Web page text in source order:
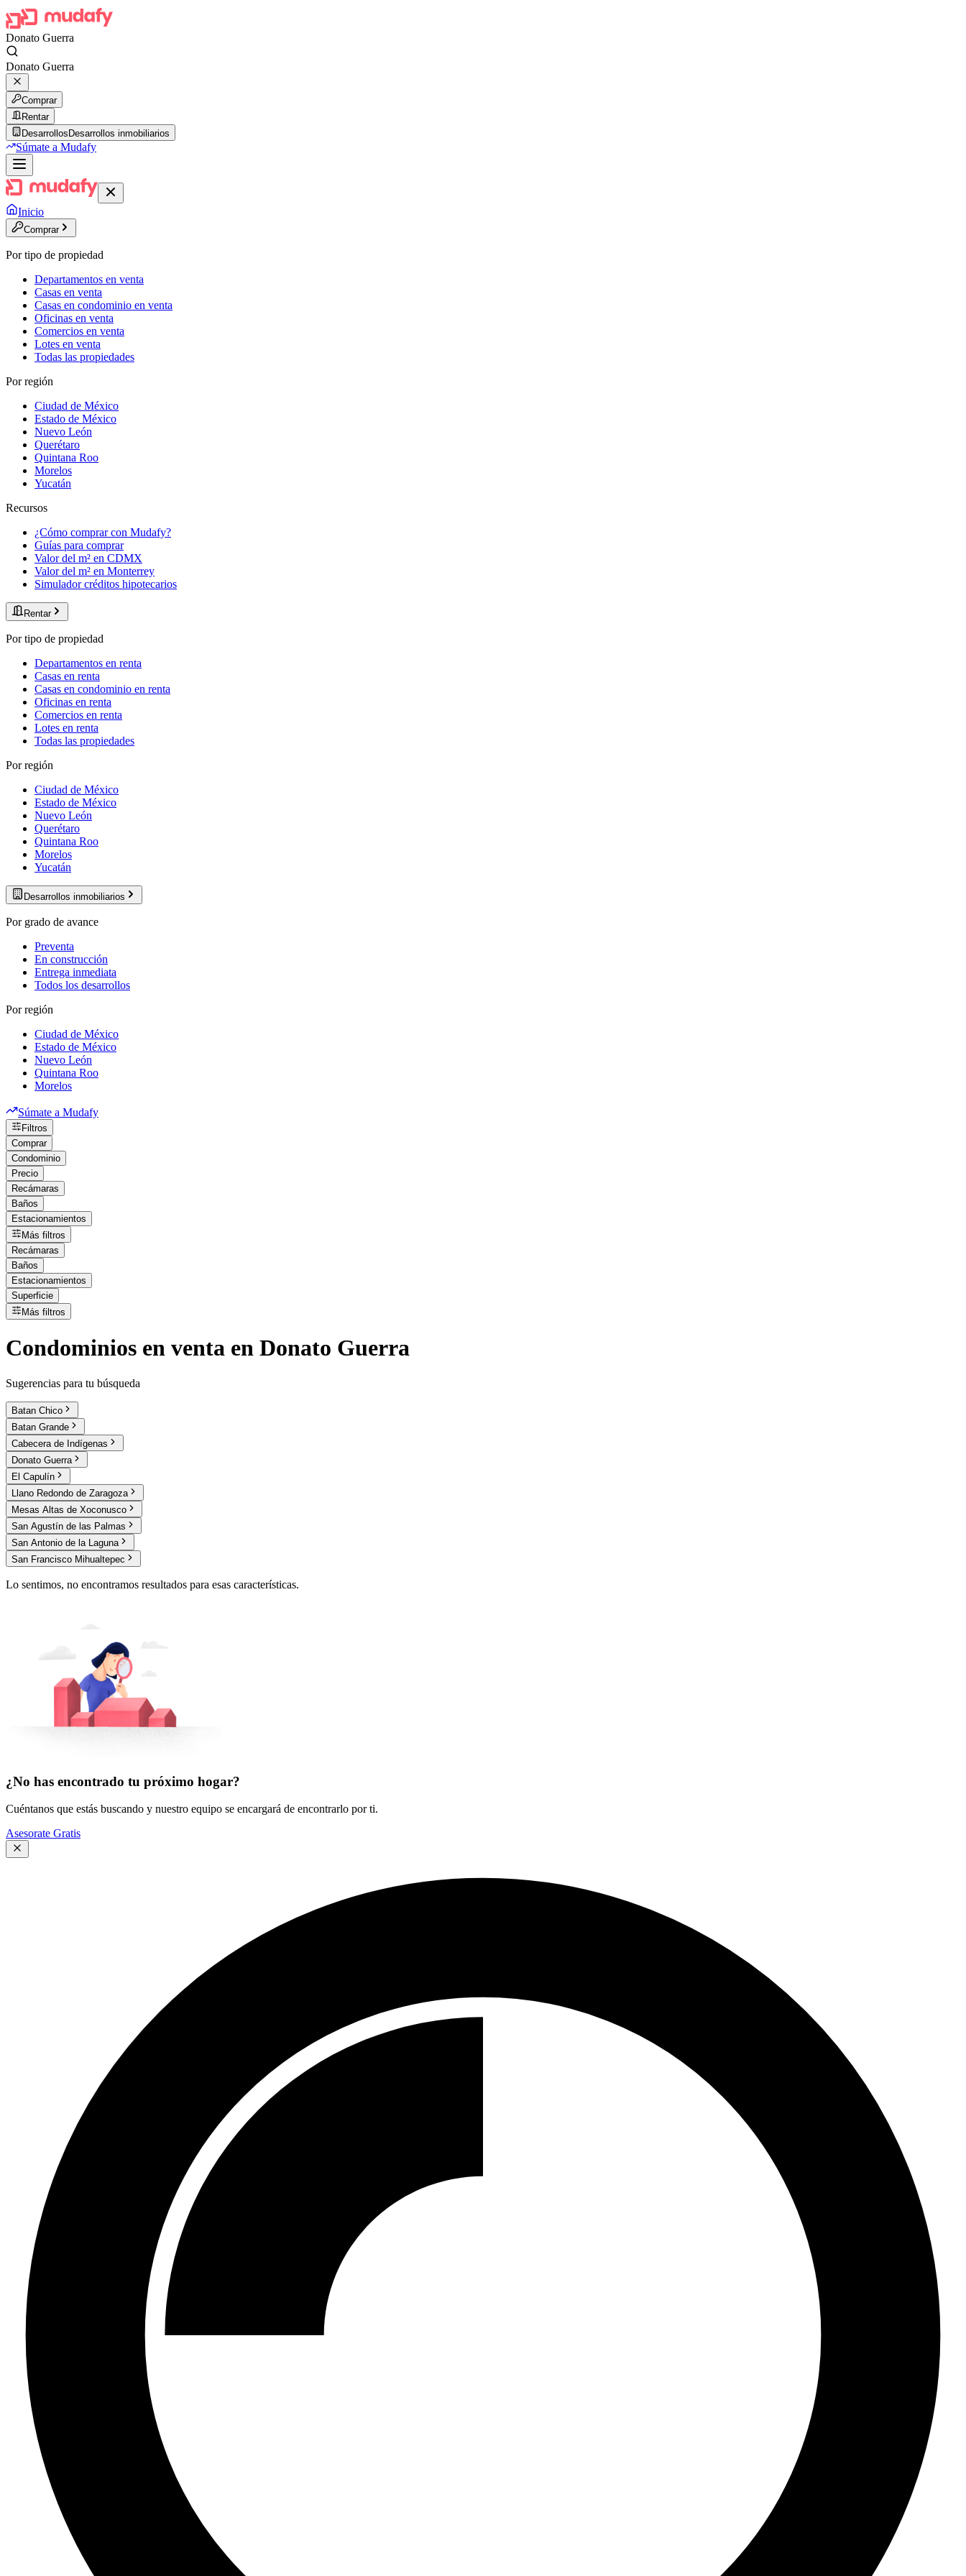
Donato Guerra
Donato Guerra
Comprar
Rentar
Desarrollos Desarrollos inmobiliarios
Súmate a Mudafy
Inicio
Comprar
Por tipo de propiedad
Departamentos en venta
Casas en venta
Casas en condominio en venta
Oficinas en venta
Comercios en venta
Lotes en venta
Todas las propiedades
Por región
Ciudad de México
Estado de México
Nuevo León
Querétaro
Quintana Roo
Morelos
Yucatán
Recursos
¿Cómo comprar con Mudafy?
Guías para comprar
Valor del m² en CDMX
Valor del m² en Monterrey
Simulador créditos hipotecarios
Rentar
Por tipo de propiedad
Departamentos en renta
Casas en renta
Casas en condominio en renta
Oficinas en renta
Comercios en renta
Lotes en renta
Todas las propiedades
Por región
Ciudad de México
Estado de México
Nuevo León
Querétaro
Quintana Roo
Morelos
Yucatán
Desarrollos inmobiliarios
Por grado de avance
Preventa
En construcción
Entrega inmediata
Todos los desarrollos
Por región
Ciudad de México
Estado de México
Nuevo León
Quintana Roo
Morelos
Súmate a Mudafy
Filtros
Comprar
Condominio
Precio
Recámaras
Baños
Estacionamientos
Más filtros
Recámaras
Baños
Estacionamientos
Superficie
Más filtros
Condominios en venta en Donato Guerra
Sugerencias para tu búsqueda
Batan Chico
Batan Grande
Cabecera de Indígenas
Donato Guerra
El Capulín
Llano Redondo de Zaragoza
Mesas Altas de Xoconusco
San Agustín de las Palmas
San Antonio de la Laguna
San Francisco Mihualtepec
Lo sentimos, no encontramos resultados para esas características.
¿No has encontrado tu próximo hogar?
Cuéntanos que estás buscando y nuestro equipo se encargará de encontrarlo por ti.
Asesorate Gratis